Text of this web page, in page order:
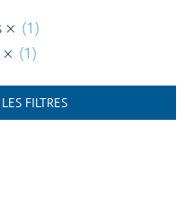
(1)
(1)
FILTRES